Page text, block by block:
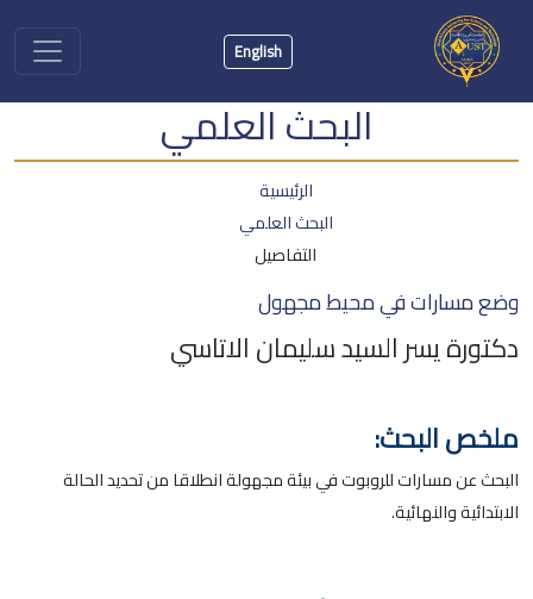
English
البحث العلمي
الرئيسية
البحث العلمي
التفاصيل
وضع مسارات في محيط مجهول
دكتورة يسر السيد سليمان الاتاسي
ملخص البحث:
البحث عن مسارات للروبوت في بيئة مجهولة انطلاقا من تحديد الحالة
الابتدائية والنهائية.